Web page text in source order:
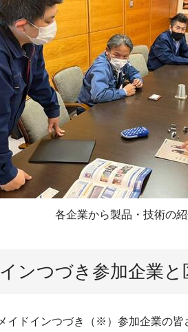
各企業から製品・技術の
ンつづき参加企業
イドインつづき（※）参加企業の皆